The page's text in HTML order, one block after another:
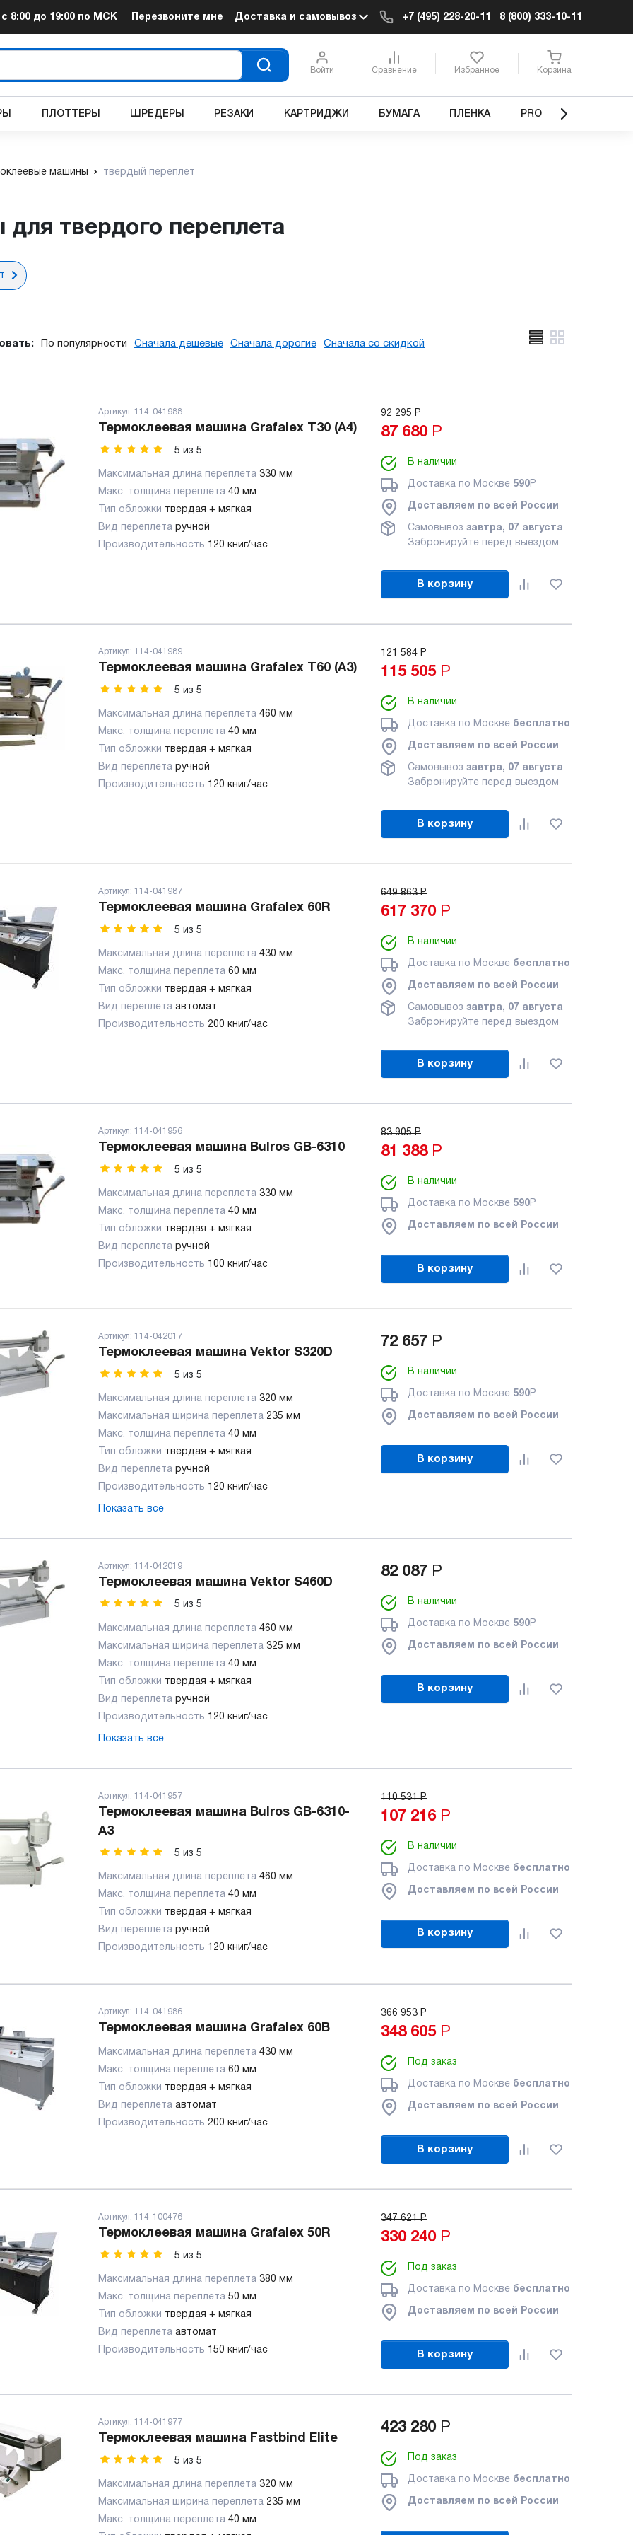
с 8:00 до 19:00 по МСК Перезвоните мне Доставка и самовывоз +7 (495) 228-20-11 8 (800) 333-10-11
Войти Сравнение Избранное Корзина
ПЛОТТЕРЫ ШРЕДЕРЫ РЕЗАКИ КАРТРИДЖИ БУМАГА ПЛЕНКА PRO
машины твердый переплет
твердого переплета
По популярности Сначала дешевые Сначала дорогие Сначала со скидкой
Артикул: 114-041988
Термоклеевая машина Grafalex T30 (A4)
5 из 5
Максимальная длина переплета 330 мм
Макс. толщина переплета 40 мм
Тип обложки твердая + мягкая
Вид переплета ручной
Производительность 120 книг/час
92 295 Р
87 680 Р
В наличии
Доставка по Москве 590Р
Доставляем по всей России
Самовывоз завтра, 07 августа
Забронируйте перед выездом
В корзину
Артикул: 114-041989
Термоклеевая машина Grafalex T60 (A3)
5 из 5
Максимальная длина переплета 460 мм
Макс. толщина переплета 40 мм
Тип обложки твердая + мягкая
Вид переплета ручной
Производительность 120 книг/час
121 584 Р
115 505 Р
В наличии
Доставка по Москве бесплатно
Доставляем по всей России
Самовывоз завтра, 07 августа
Забронируйте перед выездом
В корзину
Артикул: 114-041987
Термоклеевая машина Grafalex 60R
5 из 5
Максимальная длина переплета 430 мм
Макс. толщина переплета 60 мм
Тип обложки твердая + мягкая
Вид переплета автомат
Производительность 200 книг/час
649 863 Р
617 370 Р
В наличии
Доставка по Москве бесплатно
Доставляем по всей России
Самовывоз завтра, 07 августа
Забронируйте перед выездом
В корзину
Артикул: 114-041956
Термоклеевая машина Bulros GB-6310
5 из 5
Максимальная длина переплета 330 мм
Макс. толщина переплета 40 мм
Тип обложки твердая + мягкая
Вид переплета ручной
Производительность 100 книг/час
83 905 Р
81 388 Р
В наличии
Доставка по Москве 590Р
Доставляем по всей России
В корзину
Артикул: 114-042017
Термоклеевая машина Vektor S320D
5 из 5
Максимальная длина переплета 320 мм
Максимальная ширина переплета 235 мм
Макс. толщина переплета 40 мм
Тип обложки твердая + мягкая
Вид переплета ручной
Производительность 120 книг/час
Показать все
72 657 Р
В наличии
Доставка по Москве 590Р
Доставляем по всей России
В корзину
Артикул: 114-042019
Термоклеевая машина Vektor S460D
5 из 5
Максимальная длина переплета 460 мм
Максимальная ширина переплета 325 мм
Макс. толщина переплета 40 мм
Тип обложки твердая + мягкая
Вид переплета ручной
Производительность 120 книг/час
Показать все
82 087 Р
В наличии
Доставка по Москве 590Р
Доставляем по всей России
В корзину
Артикул: 114-041957
Термоклеевая машина Bulros GB-6310-
A3
5 из 5
Максимальная длина переплета 460 мм
Макс. толщина переплета 40 мм
Тип обложки твердая + мягкая
Вид переплета ручной
Производительность 120 книг/час
110 531 Р
107 216 Р
В наличии
Доставка по Москве бесплатно
Доставляем по всей России
В корзину
Артикул: 114-041986
Термоклеевая машина Grafalex 60B
Максимальная длина переплета 430 мм
Макс. толщина переплета 60 мм
Тип обложки твердая + мягкая
Вид переплета автомат
Производительность 200 книг/час
366 953 Р
348 605 Р
Под заказ
Доставка по Москве бесплатно
Доставляем по всей России
В корзину
Артикул: 114-100476
Термоклеевая машина Grafalex 50R
5 из 5
Максимальная длина переплета 380 мм
Макс. толщина переплета 50 мм
Тип обложки твердая + мягкая
Вид переплета автомат
Производительность 150 книг/час
347 621 Р
330 240 Р
Под заказ
Доставка по Москве бесплатно
Доставляем по всей России
В корзину
Артикул: 114-041977
Термоклеевая машина Fastbind Elite
5 из 5
Максимальная длина переплета 320 мм
Максимальная ширина переплета 235 мм
Макс. толщина переплета 40 мм
423 280 Р
Под заказ
Доставка по Москве бесплатно
Доставляем по всей России